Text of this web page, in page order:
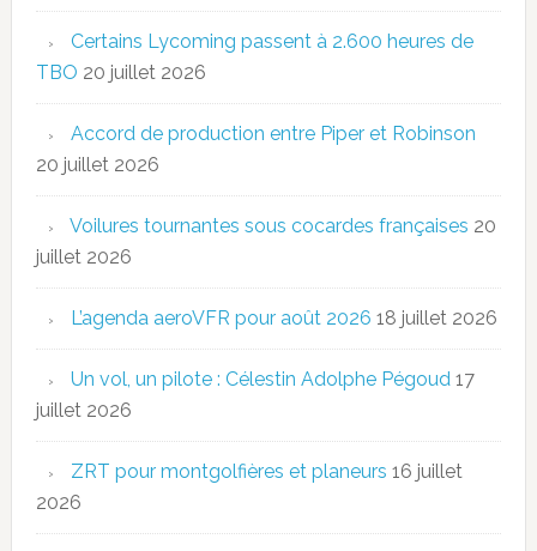
Certains Lycoming passent à 2.600 heures de
TBO 20 juillet 2026
Accord de production entre Piper et Robinson
20 juillet 2026
Voilures tournantes sous cocardes françaises 20
juillet 2026
L’agenda aeroVFR pour août 2026 18 juillet 2026
Un vol, un pilote : Célestin Adolphe Pégoud 17
juillet 2026
ZRT pour montgolfières et planeurs 16 juillet
2026